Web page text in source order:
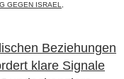
GEGEN ISRAEL
Beziehungen
klare Signale